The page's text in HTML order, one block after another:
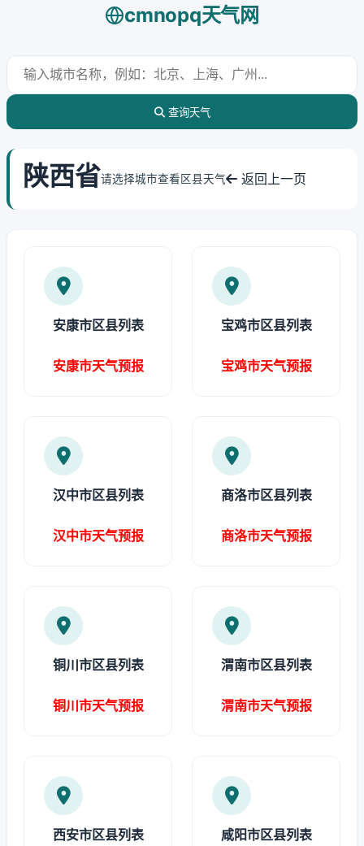
cmnopq天气网
查询天气
陕西省请选择城市查看区县天气 返回上一页
安康市区县列表
安康市天气预报
宝鸡市区县列表
宝鸡市天气预报
汉中市区县列表
汉中市天气预报
商洛市区县列表
商洛市天气预报
铜川市区县列表
铜川市天气预报
渭南市区县列表
渭南市天气预报
西安市区县列表 咸阳市区县列表